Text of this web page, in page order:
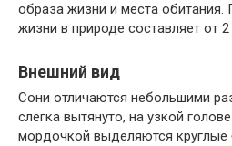
образа жизни и места обитания.
жизни в природе составляет от
Внешний вид
Сони отличаются небольшими
слегка вытянуто, на узкой
мордочкой выделяются круглые